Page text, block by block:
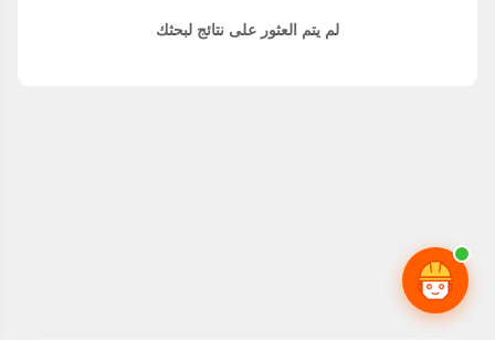
لم يتم العثور على نتائج لبحثك